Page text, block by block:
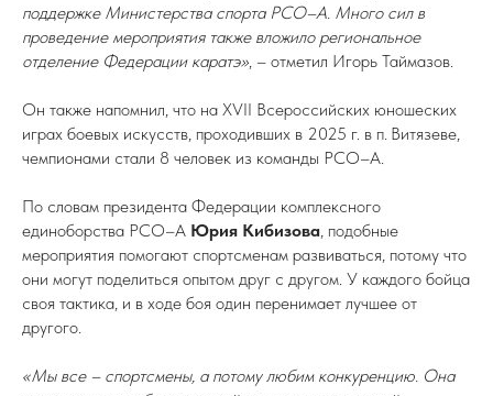
поддержке Министерства спорта РСО–А. Много сил в
проведение мероприятия также вложило региональное
отделение Федерации каратэ», – отметил Игорь Таймазов.
Он также напомнил, что на XVII Всероссийских юношеских
играх боевых искусств, проходивших в 2025 г. в п. Витязеве,
чемпионами стали 8 человек из команды РСО–А.
По словам президента Федерации комплексного
единоборства РСО–А Юрия Кибизова, подобные
мероприятия помогают спортсменам развиваться, потому что
они могут поделиться опытом друг с другом. У каждого бойца
своя тактика, и в ходе боя один перенимает лучшее от
другого.
«Мы все – спортсмены, а потому любим конкуренцию. Она